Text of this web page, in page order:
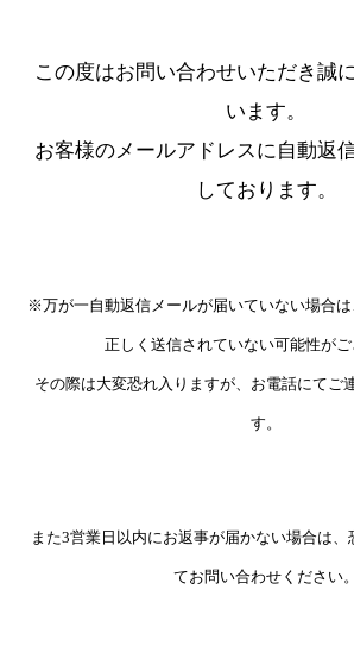
この度はお問い合わせいただき誠
います。
お客様のメールアドレスに自動返
しております。
※万が一自動返信メールが届いていない場合
正しく送信されていない可能性がご
その際は大変恐れ入りますが、お電話にてご
す。
また3営業日以内にお返事が届かない場合は
てお問い合わせください。